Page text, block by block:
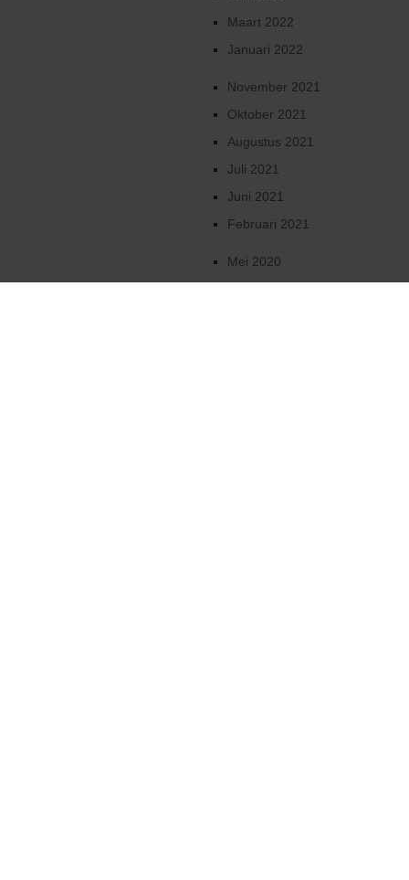
Maart 2022
Januari 2022
November 2021
Oktober 2021
Augustus 2021
Juli 2021
Juni 2021
Februari 2021
Mei 2020